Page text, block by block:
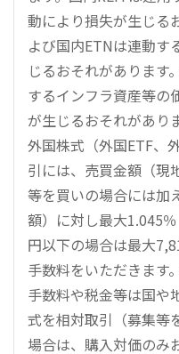
動により損失が生じる
よび国内ETNは連動す
じるおそれがあります
するインフラ資産等の
が生じるおそれがあり
外国株式（外国ETF、
引には、売買金額（現
等を買いの場合には加
額）に対し最大1.045
円以下の場合は最大
手数料をいただきます
手数料や税金等は国や
式を相対取引（募集等
場合は、購入対価のみ